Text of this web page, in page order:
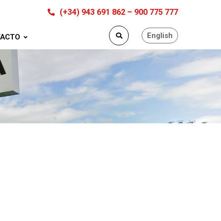
(+34) 943 691 862 – 900 775 777
English